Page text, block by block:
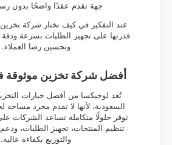
جهة تقدم عقدًا واضحًا بدون
عند التفكير في كيف تختار شركة
قدرتها على تجهيز الطلبات بسرعة
وتحسين رضا العملاء.
أفضل شركة تخزين موثوقة
تُعد لوجيكسا من أفضل خيارات
السعودية، لأنها لا تقدم مجرد مساحة
توفر حلولًا متكاملة تساعد الشركات
تنظيم المنتجات، تجهيز الطلبات،
والتوزيع بكفاءة عالية.